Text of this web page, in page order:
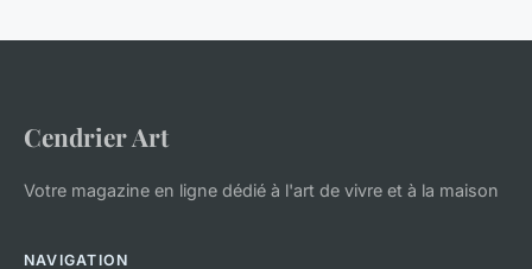
Cendrier Art
Votre magazine en ligne dédié à l'art de vivre et à la maison
NAVIGATION